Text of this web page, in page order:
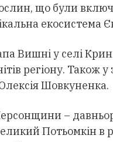
що були
екосистема
Вишні у селі
регіону. Також
Шовкуненка.
–
Потьомкін в